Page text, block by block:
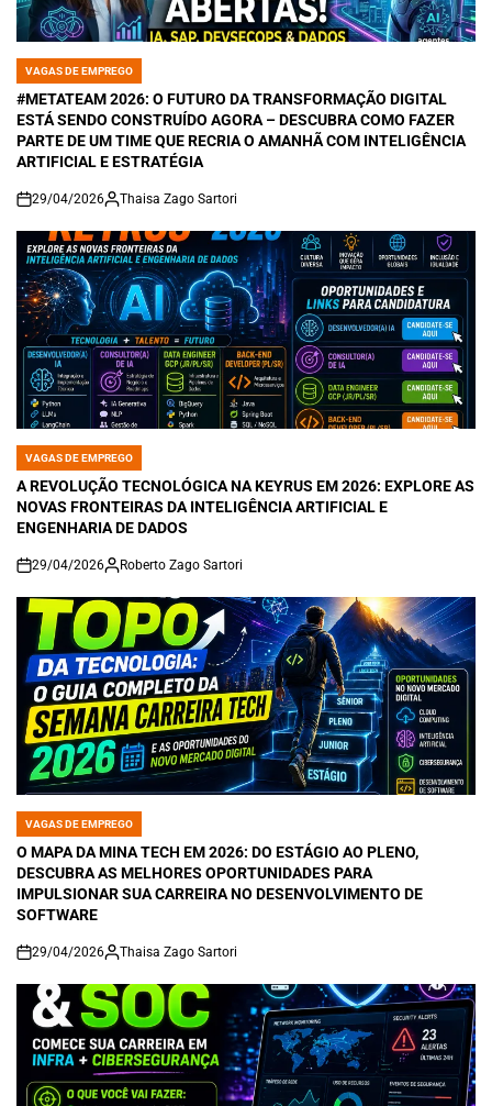
POSTED
IN
VAGAS DE EMPREGO
#METATEAM 2026: O FUTURO DA TRANSFORMAÇÃO DIGITAL
ESTÁ SENDO CONSTRUÍDO AGORA – DESCUBRA COMO FAZER
PARTE DE UM TIME QUE RECRIA O AMANHÃ COM INTELIGÊNCIA
ARTIFICIAL E ESTRATÉGIA
on
29/04/2026 Thaisa Zago Sartori
POSTED
IN
VAGAS DE EMPREGO
A REVOLUÇÃO TECNOLÓGICA NA KEYRUS EM 2026: EXPLORE AS
NOVAS FRONTEIRAS DA INTELIGÊNCIA ARTIFICIAL E
ENGENHARIA DE DADOS
on
29/04/2026 Roberto Zago Sartori
POSTED
IN
VAGAS DE EMPREGO
O MAPA DA MINA TECH EM 2026: DO ESTÁGIO AO PLENO,
DESCUBRA AS MELHORES OPORTUNIDADES PARA
IMPULSIONAR SUA CARREIRA NO DESENVOLVIMENTO DE
SOFTWARE
on
29/04/2026 Thaisa Zago Sartori